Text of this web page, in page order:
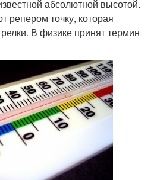
абсолютной высотой.
репером точку, которая
В физике принят термин